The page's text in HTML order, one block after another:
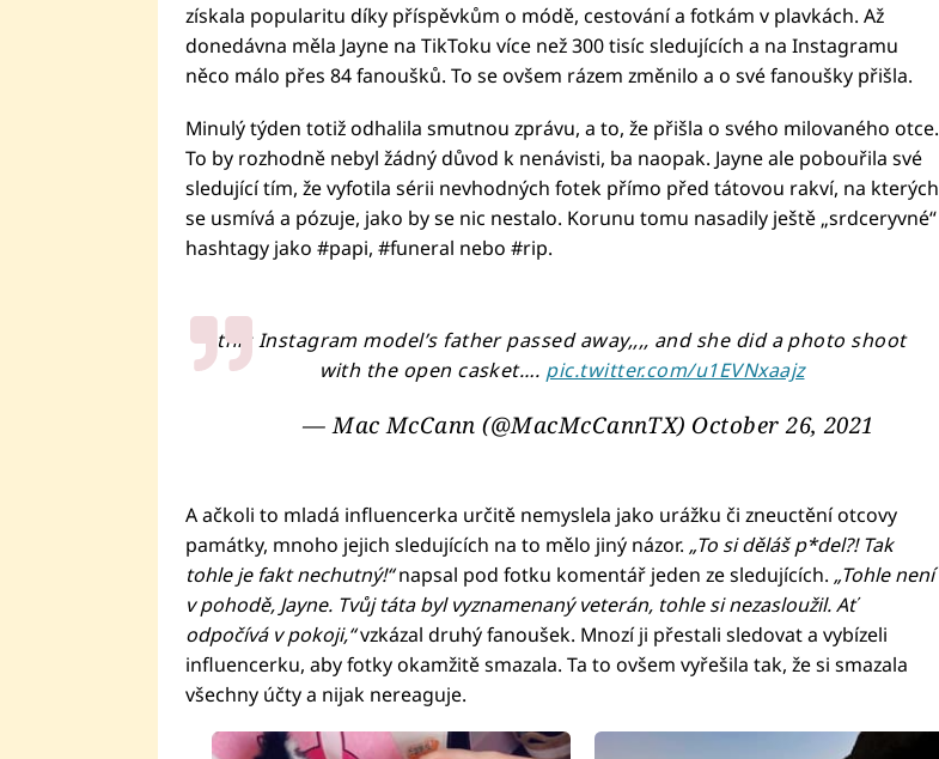
získala popularitu díky příspěvkům o módě, cestování a fotkám v plavkách. Až
donedávna měla Jayne na TikToku více než 300 tisíc sledujících a na Instagramu
něco málo přes 84 fanoušků. To se ovšem rázem změnilo a o své fanoušky přišla.
Minulý týden totiž odhalila smutnou zprávu, a to, že přišla o svého milovaného otce.
To by rozhodně nebyl žádný důvod k nenávisti, ba naopak. Jayne ale pobouřila své
sledující tím, že vyfotila sérii nevhodných fotek přímo před tátovou rakví, na kterých
se usmívá a pózuje, jako by se nic nestalo. Korunu tomu nasadily ještě „srdceryvné“
hashtagy jako #papi, #funeral nebo #rip.
this Instagram model’s father passed away,,,, and she did a photo shoot
with the open casket…. pic.twitter.com/u1EVNxaajz
— Mac McCann (@MacMcCannTX) October 26, 2021
A ačkoli to mladá influencerka určitě nemyslela jako urážku či zneuctění otcovy
památky, mnoho jejich sledujících na to mělo jiný názor. „To si děláš p*del?! Tak
tohle je fakt nechutný!“napsal pod fotku komentář jeden ze sledujících. „Tohle není
v pohodě, Jayne. Tvůj táta byl vyznamenaný veterán, tohle si nezasloužil. Ať
odpočívá v pokoji,“vzkázal druhý fanoušek. Mnozí ji přestali sledovat a vybízeli
influencerku, aby fotky okamžitě smazala. Ta to ovšem vyřešila tak, že si smazala
všechny účty a nijak nereaguje.